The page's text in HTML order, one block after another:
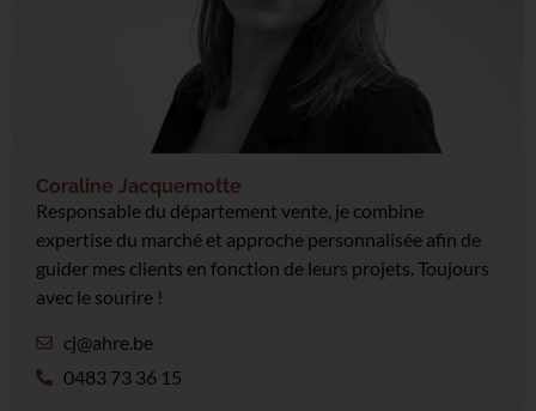
Coraline Jacquemotte
Responsable du département vente, je combine
expertise du marché et approche personnalisée afin de
guider mes clients en fonction de leurs projets. Toujours
avec le sourire !
cj@ahre.be
0483 73 36 15